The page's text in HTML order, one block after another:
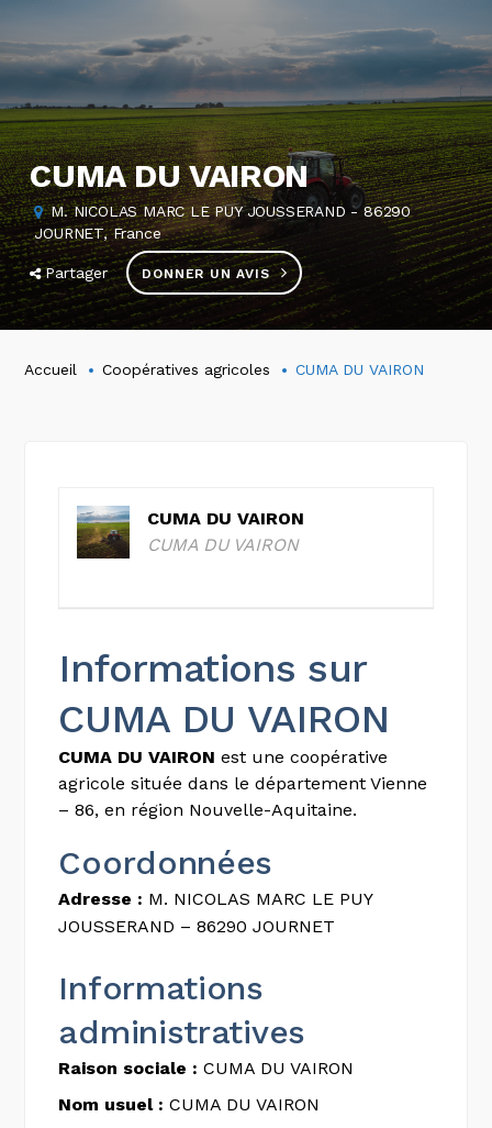
CUMA DU VAIRON
M. NICOLAS MARC LE PUY JOUSSERAND - 86290
JOURNET, France
Partager DONNER UN AVIS
Accueil Coopératives agricoles CUMA DU VAIRON
CUMA DU VAIRON
CUMA DU VAIRON
Informations sur
CUMA DU VAIRON
CUMA DU VAIRON est une coopérative
agricole située dans le département Vienne
– 86, en région Nouvelle-Aquitaine.
Coordonnées
Adresse : M. NICOLAS MARC LE PUY
JOUSSERAND – 86290 JOURNET
Informations
administratives
Raison sociale : CUMA DU VAIRON
Nom usuel : CUMA DU VAIRON